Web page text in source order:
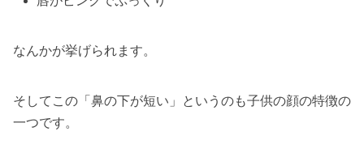
なんかが挙げられます。
そしてこの「鼻の下が短い」というのも子供の顔の特徴の
一つです。